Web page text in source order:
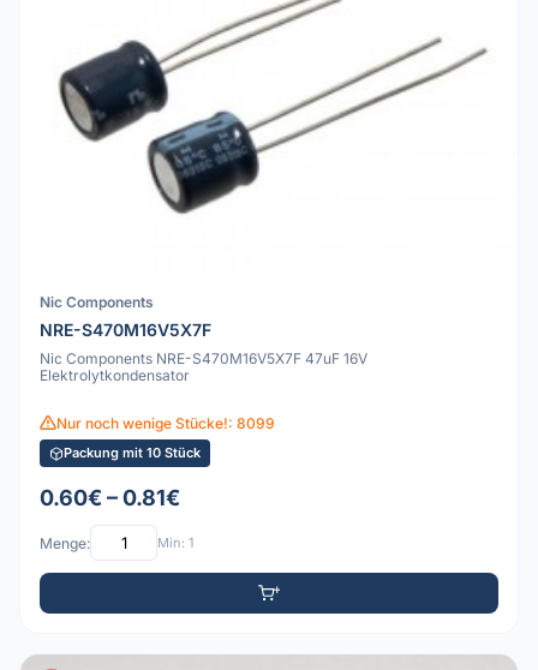
Nic Components
NRE-S470M16V5X7F
Nic Components NRE-S470M16V5X7F 47uF 16V
Elektrolytkondensator
Nur noch wenige Stücke!: 8099
Packung mit 10 Stück
0.60€ – 0.81€
Menge: Min: 1